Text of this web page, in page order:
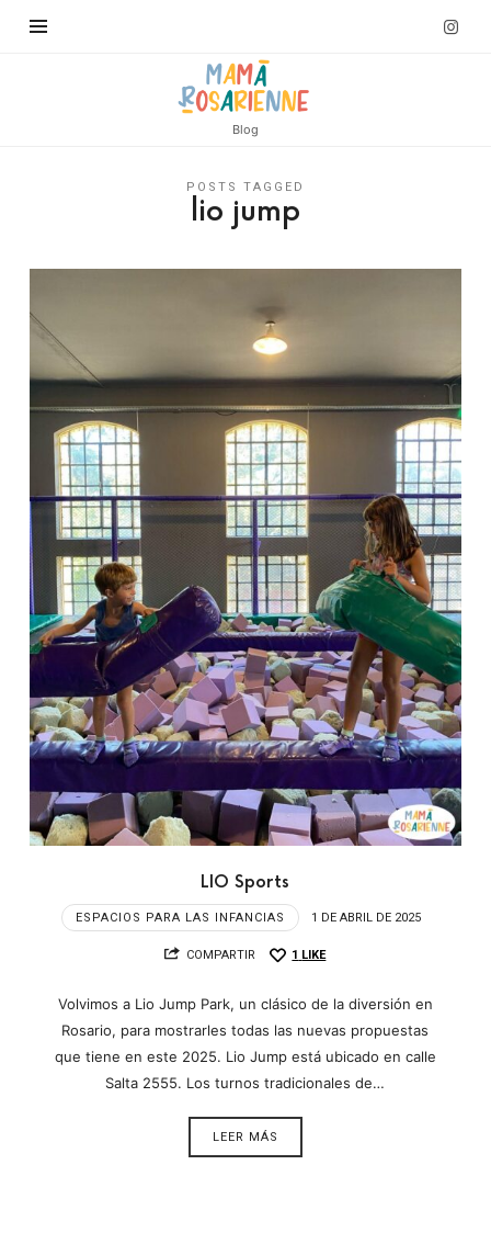
Blog
POSTS TAGGED
lio jump
LIO Sports
ESPACIOS PARA LAS INFANCIAS 1 DE ABRIL DE 2025
COMPARTIR 1 LIKE
Volvimos a Lio Jump Park, un clásico de la diversión en
Rosario, para mostrarles todas las nuevas propuestas
que tiene en este 2025. Lio Jump está ubicado en calle
Salta 2555. Los turnos tradicionales de…
LEER MÁS